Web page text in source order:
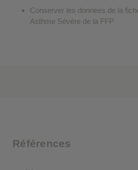
Conserver les données de la
Asthme Sévère de la FFP
Références